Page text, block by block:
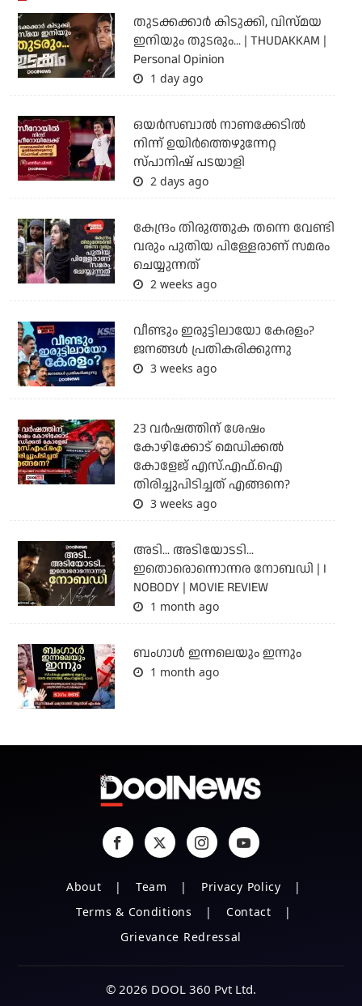
തുടക്കക്കാര്‍ കിടുക്കി, വിസ്മയ
ഇനിയും തുടരും... | THUDAKKAM |
Personal Opinion
1 day ago
ഒയര്‍സബാൽ നാണക്കേടിൽ
നിന്ന് ഉയിർത്തെഴുന്നേറ്റ
സ്പാനിഷ് പടയാളി
2 days ago
കേന്ദ്രം തിരുത്തുക തന്നെ വേണ്ടി
വരും പുതിയ പിള്ളേരാണ് സമരം
ചെയ്യുന്നത്
2 weeks ago
വീണ്ടും ഇരുട്ടിലായോ കേരളം?
ജനങ്ങൾ പ്രതികരിക്കുന്നു
3 weeks ago
23 വർഷത്തിന് ശേഷം
കോഴിക്കോട് മെഡിക്കൽ
കോളേജ് എസ്.എഫ്.ഐ
തിരിച്ചുപിടിച്ചത് എങ്ങനെ?
3 weeks ago
അടി... അടിയോടടി...
ഇതൊരൊന്നൊന്നര നോബഡി | I
NOBODY | MOVIE REVIEW
1 month ago
ബംഗാള്‍ ഇന്നലെയും ഇന്നും
1 month ago
About Team
Privacy Policy
Terms & Conditions
Contact
Grievance Redressal
© 2026 DOOL 360 Pvt Ltd.